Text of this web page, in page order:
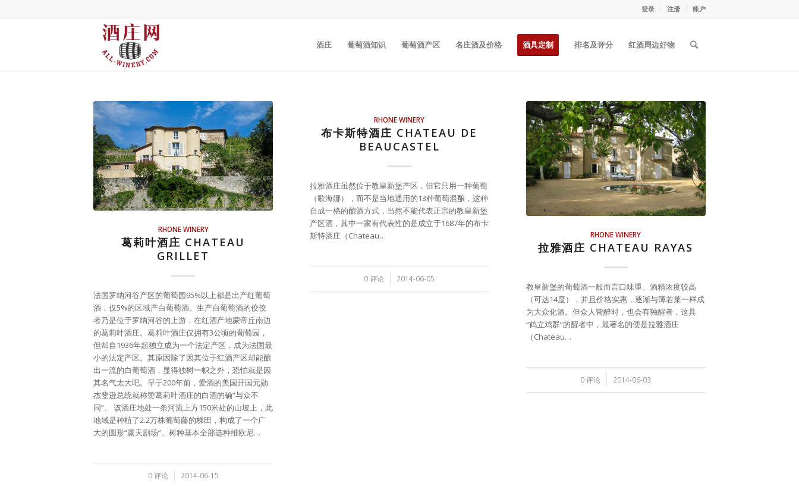
登录 注册 账户
酒庄 葡萄酒知识 葡萄酒产区 名庄酒及价格 酒具定制 排名及评分 红酒周边好物
RHONE WINERY
葛莉叶酒庄 CHATEAU
GRILLET
法国罗纳河谷产区的葡萄园95%以上都是出产红葡萄
酒，仅5%的区域产白葡萄酒。生产白葡萄酒的佼佼
者乃是位于罗纳河谷的上游，在红酒产地蒙帝丘南边
的葛莉叶酒庄。葛莉叶酒庄仅拥有3公顷的葡萄园，
但却自1936年起独立成为一个法定产区，成为法国最
小的法定产区。其原因除了因其位于红酒产区却能酿
出一流的白葡萄酒，显得独树一帜之外，恐怕就是因
其名气太大吧。早于200年前，爱酒的美国开国元勋
杰斐逊总统就称赞葛莉叶酒庄的白酒的确“与众不
同”。 该酒庄地处一条河流上方150米处的山坡上，此
地域是种植了2.2万株葡萄藤的梯田，构成了一个广
大的圆形“露天剧场”。树种基本全部选种维欧尼…
0 评论 2014-06-15
RHONE WINERY
布卡斯特酒庄 CHATEAU DE
BEAUCASTEL
拉雅酒庄虽然位于教皇新堡产区，但它只用一种葡萄
（歌海娜），而不是当地通用的13种葡萄混酿，这种
自成一格的酿酒方式，当然不能代表正宗的教皇新堡
产区酒，其中一家有代表性的是成立于1687年的布卡
斯特酒庄（Chateau…
0 评论 2014-06-05
RHONE WINERY
拉雅酒庄 CHATEAU RAYAS
教皇新堡的葡萄酒一般而言口味重、酒精浓度较高
（可达14度），并且价格实惠，逐渐与薄若莱一样成
为大众化酒。但众人皆醉时，也会有独醒者，这具
“鹤立鸡群”的醒者中，最著名的便是拉雅酒庄
（Chateau…
0 评论 2014-06-03